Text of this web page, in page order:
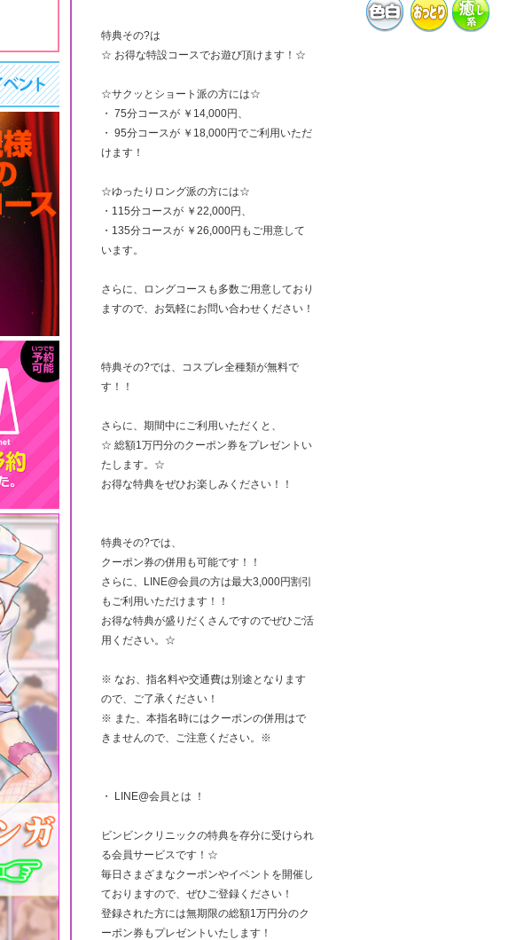
特典その?は
☆ お得な特設コースでお遊び頂けます！☆
☆サクッとショート派の方には☆
・ 75分コースが ￥14,000円、
・ 95分コースが ￥18,000円でご利用いただ
けます！
☆ゆったりロング派の方には☆
・115分コースが ￥22,000円、
・135分コースが ￥26,000円もご用意して
います。
さらに、ロングコースも多数ご用意しており
ますので、お気軽にお問い合わせください！
特典その?では、コスプレ全種類が無料で
す！！
さらに、期間中にご利用いただくと、
☆ 総額1万円分のクーポン券をプレゼントい
たします。☆
お得な特典をぜひお楽しみください！！
特典その?では、
クーポン券の併用も可能です！！
さらに、LINE@会員の方は最大3,000円割引
もご利用いただけます！！
お得な特典が盛りだくさんですのでぜひご活
用ください。☆
※ なお、指名料や交通費は別途となります
ので、ご了承ください！
※ また、本指名時にはクーポンの併用はで
きませんので、ご注意ください。※
・ LINE@会員とは ！
ビンビンクリニックの特典を存分に受けられ
る会員サービスです！☆
毎日さまざまなクーポンやイベントを開催し
ておりますので、ぜひご登録ください！
登録された方には無期限の総額1万円分のク
ーポン券もプレゼントいたします！